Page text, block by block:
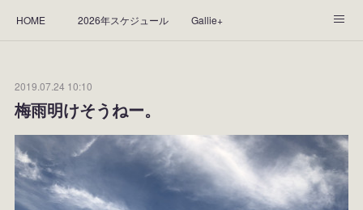
HOME 2026年スケジュール Gallie+
“Kasane Style Art”って？ Yorie's Tapestry Yorie's Goods
ショップ 作品のレンタルについて 2025年足跡
2019.07.24 10:10
梅雨明けそうねー。